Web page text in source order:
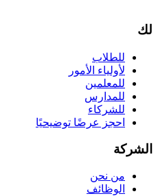
لك
للطلاب
لأولياء الأمور
للمعلمين
للمدارس
للشركاء
احجز عرضًا توضيحيًا
الشركة
من نحن
الوظائف